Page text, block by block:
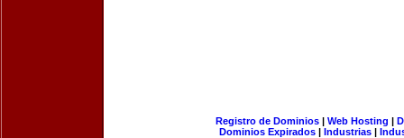
Registro de Dominios| Web Hosting |
Dominios Expirados | Industrias |